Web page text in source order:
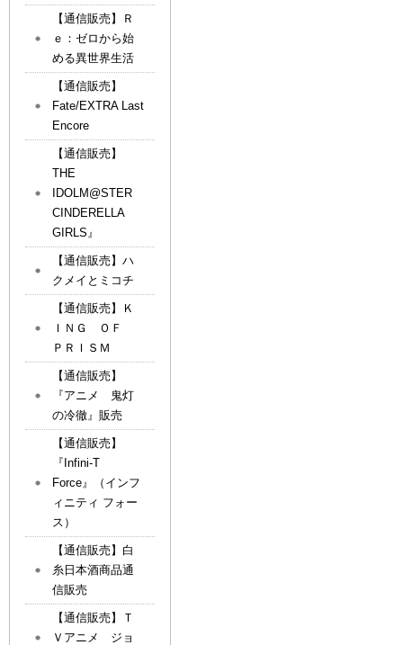
【通信販売】Ｒ
ｅ：ゼロから始
める異世界生活
【通信販売】
Fate/EXTRA Last
Encore
【通信販売】
THE
IDOLM@STER
CINDERELLA
GIRLS』
【通信販売】ハ
クメイとミコチ
【通信販売】Ｋ
ＩＮＧ ＯＦ
ＰＲＩＳＭ
【通信販売】
『アニメ 鬼灯
の冷徹』販売
【通信販売】
『Infini-T
Force』（インフ
ィニティ フォー
ス）
【通信販売】白
糸日本酒商品通
信販売
【通信販売】Ｔ
Ｖアニメ ジョ